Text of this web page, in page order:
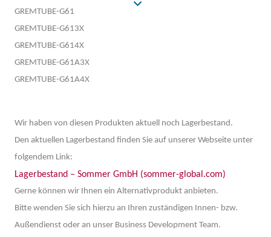
GREMTUBE-G61
GREMTUBE-G613X
GREMTUBE-G614X
GREMTUBE-G61A3X
GREMTUBE-G61A4X
Wir haben von diesen Produkten aktuell noch Lagerbestand.
Den aktuellen Lagerbestand finden Sie auf unserer Webseite unter
folgendem Link:
Lagerbestand – Sommer GmbH (sommer-global.com)
Gerne können wir Ihnen ein Alternativprodukt anbieten.
Bitte wenden Sie sich hierzu an Ihren zuständigen Innen- bzw.
Außendienst oder an unser Business Development Team.